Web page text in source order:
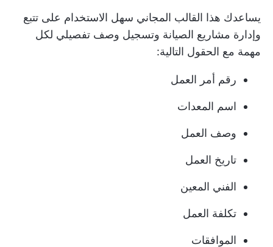
يساعدك هذا القالب المجاني سهل الاستخدام على تتبع
وإدارة مشاريع الصيانة وتسجيل وصف تفصيلي لكل
مهمة مع الحقول التالية:
رقم أمر العمل
اسم المعدات
وصف العمل
تاريخ العمل
الفني المعين
تكلفة العمل
الموافقات